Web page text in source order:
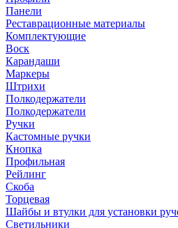
Панели
Реставрационные материалы
Комплектующие
Воск
Карандаши
Маркеры
Штрихи
Полкодержатели
Полкодержатели
Ручки
Кастомные ручки
Кнопка
Профильная
Рейлинг
Скоба
Торцевая
Шайбы и втулки для установки
Светильники